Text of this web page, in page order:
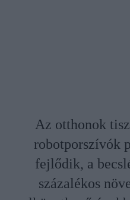
Az otthonok
robotporszívók
fejlődik, a
százalékos